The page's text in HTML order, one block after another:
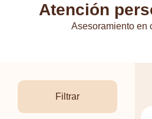
Atención
Asesoramiento en
Filtrar